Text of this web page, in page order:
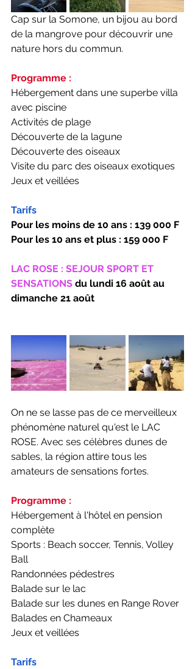
Cap sur la Somone, un bijou au bord
de la mangrove pour découvrir une
nature hors du commun.
Programme :
Hébergement dans une superbe villa
avec piscine
Activités de plage
Découverte de la lagune
Découverte des oiseaux
Visite du parc des oiseaux exotiques
Jeux et veillées
Tarifs
Pour les moins de 10 ans : 139 000 F
Pour les 10 ans et plus : 159 000 F
LAC ROSE : SEJOUR SPORT ET
SENSATIONS du lundi 16 août au
dimanche 21 août
On ne se lasse pas de ce merveilleux
phénomène naturel qu'est le LAC
ROSE. Avec ses célèbres dunes de
sables, la région attire tous les
amateurs de sensations fortes.
Programme :
Hébergement à l'hôtel en pension
complète
Sports : Beach soccer, Tennis, Volley
Ball
Randonnées pédestres
Balade sur le lac
Balade sur les dunes en Range Rover
Balades en Chameaux
Jeux et veillées
Tarifs